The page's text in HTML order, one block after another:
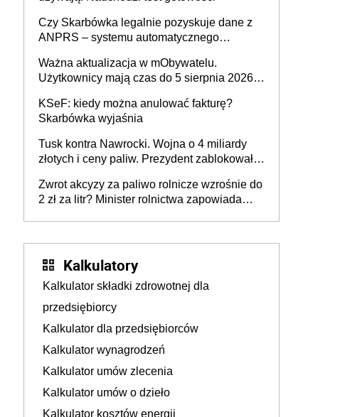
Czy Skarbówka legalnie pozyskuje dane z
ANPRS – systemu automatycznego
pojazdów z kamer drogowych?
Ważna aktualizacja w mObywatelu.
Użytkownicy mają czas do 5 sierpnia 2026
KSeF: kiedy można anulować fakturę?
Skarbówka wyjaśnia
Tusk kontra Nawrocki. Wojna o 4 miliardy
złotych i ceny paliw. Prezydent zablokował
wymierzonym we wszystkich polskich
kierowców”
Zwrot akcyzy za paliwo rolnicze wzrośnie do
2 zł za litr? Minister rolnictwa zapowiada
Kalkulatory
Kalkulator składki zdrowotnej dla
przedsiębiorcy
Kalkulator dla przedsiębiorców
Kalkulator wynagrodzeń
Kalkulator umów zlecenia
Kalkulator umów o dzieło
Kalkulator kosztów energii